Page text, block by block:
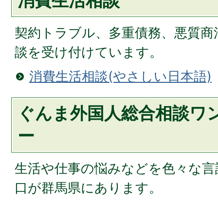
契約トラブル、多重債務、悪質
談を受け付けています。
消費生活相談(やさしい日本語)
ぐんま外国人総合相談ワ
ー
生活や仕事の悩みなどを色々な
口が群馬県にあります。